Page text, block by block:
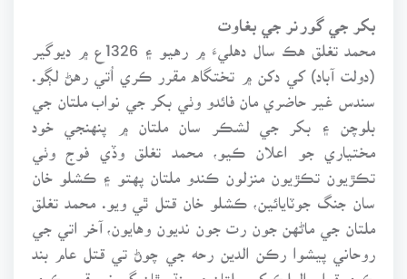
بکر جي گورنر جي بغاوت
محمد تغلق هڪ سال دهليءَ ۾ رهيو ۽ 1326ع ۾ ديوگير
(دولت آباد) کي دکن ۾ تختگاه مقرر ڪري اُتي رهڻ لڳو.
سندس غير حاضري مان فائدو وٺي بکر جي نواب ملتان جي
بلوچن ۽ بکر جي لشڪر سان ملتان ۾ پنهنجي خود
مختياري جو اعلان ڪيو، محمد تغلق وڏي فوج وٺي
تڪڙيون تڪڙيون منزلون ڪندو ملتان پهتو ۽ ڪشلو خان
سان جنگ جوٽايائين، ڪشلو خان قتل ٿي ويو. محمد تغلق
ملتان جي ماڻهن جون رت جون نديون وهايون، آخر اتي جي
روحاني پيشوا رڪن الدين رحه جي چوڻ تي قتل عام بند
ڪري قوام الملڪ کي ملتان ۽ سنڌ مٿان گورنر مقرر ڪري